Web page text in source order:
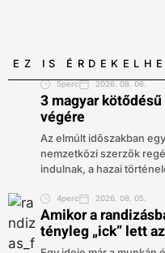
EZ IS
5perc 2026. 08. 06.
3 magyar
végére
Az elmúlt időszakban
nemzetközi szerzők
indulnak, a hazai
4perc 2026. 08. 05.
Amikor a
tényleg „ick” lett